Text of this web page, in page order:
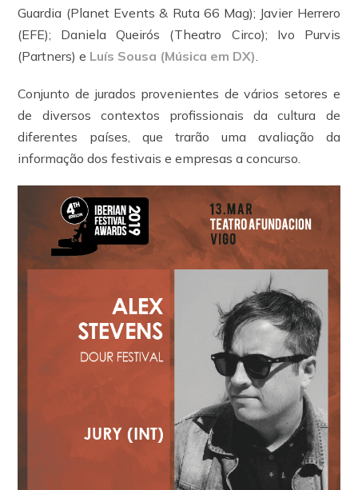
Guardia (Planet Events & Ruta 66 Mag); Javier Herrero
(EFE); Daniela Queirós (Theatro Circo); Ivo Purvis
(Partners) e Luís Sousa (Música em DX)
Conjunto de jurados provenientes de vários setores e
de diversos contextos profissionais da cultura de
diferentes países, que trarão uma avaliação da
informação dos festivais e empresas a concurso.